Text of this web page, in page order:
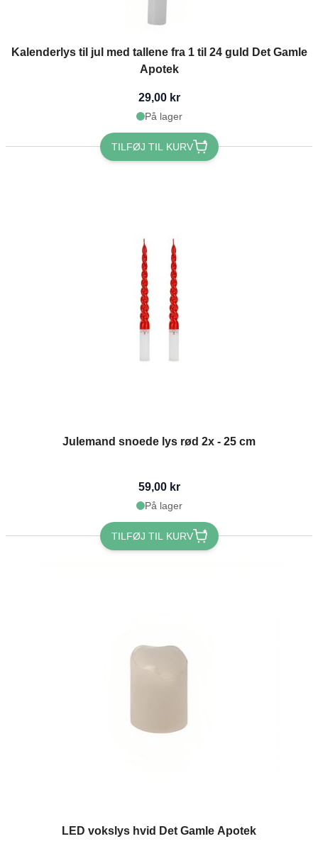
Kalenderlys til jul med tallene fra 1 til 24 guld Det Gamle
Apotek
29,00 kr
På lager
TILFØJ TIL KURV
Julemand snoede lys rød 2x - 25 cm
59,00 kr
På lager
TILFØJ TIL KURV
LED vokslys hvid Det Gamle Apotek